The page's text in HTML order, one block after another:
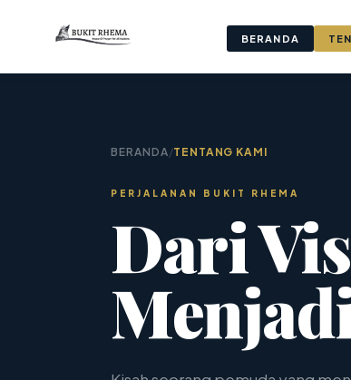
BERANDA
BERANDA/TENTANG KAMI
PERJALANAN BUKIT RHEMA
Dari